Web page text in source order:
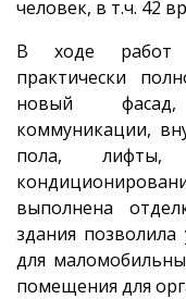
человек, в т.ч. 42
В ходе работ
практически
новый
коммуникации,
пола, лифты,
выполнена
здания
для
помещения для